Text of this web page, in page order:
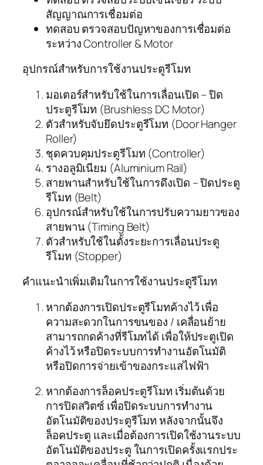
สัญญาณการเชื่อมต่อ
ทดสอบ ตรวจสอบปัญหาของการเชื่อมต่อ
ระหว่าง Controller & Motor
อุปกรณ์สำหรับการใช้งานประตูรีโมท
มอเตอร์สำหรับใช้ในการเลื่อนเปิด – ปิด
ประตูรีโมท (Brushless DC Motor)
ตัวสำหรับจับยึดประตูรีโมท (Door Hanger
Roller)
ชุดควบคุมประตูรีโมท (Controller)
รางอลูมิเนียม (Aluminium Rail)
สายพานสำหรับใช้ในการดึงเปิด – ปิดประตู
รีโมท (Belt)
อุปกรณ์สำหรับใช้ในการปรับความยาวของ
สายพาน (Timing Belt)
ตัวสำหรับใช้ในตั้งระยะการเลื่อนประตู
รีโมท (Stopper)
คำแนะนำเพิ่มเติมในการใช้งานประตูรีโมท
หากต้องการเปิดประตูรีโมทค้างไว้ เพื่อ
ความสะดวกในการขนของ / เคลื่อนย้าย
สามารถกดค้างที่รีโมทได้ เพื่อให้ประตูเปิด
ค้างไว้ หรือปิดระบบการทำงานอัตโนมัติ
หรือปิดการจ่ายเข้าของกระแสไฟฟ้า
หากต้องการล็อคประตูรีโมท เริ่มต้นด้วย
การปิดสวิตซ์ เพื่อปิดระบบการทำงาน
อัตโนมัติของประตูรีโมท หลังจากนั้นจึง
ล็อคประตู และเมื่อต้องการเปิดใช้งานระบบ
อัตโนมัติของประตู ในการเปิดครั้งแรกประ